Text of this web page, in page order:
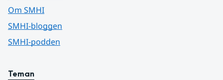
Om SMHI
SMHI-bloggen
SMHI-podden
Teman